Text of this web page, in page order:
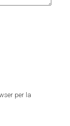
per la